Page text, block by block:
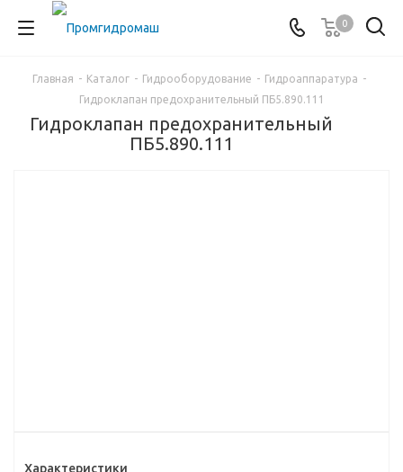
0
Главная - Каталог - Гидрооборудование - Гидроаппаратура -
Гидроклапан предохранительный ПБ5.890.111
Гидроклапан предохранительный
ПБ5.890.111
Характеристики